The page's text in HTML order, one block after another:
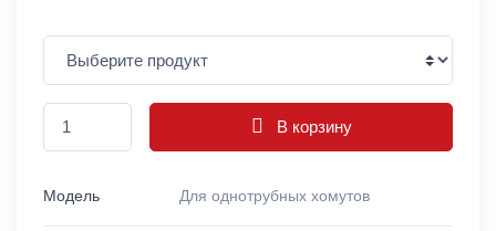
В корзину
Модель Для однотрубных хомутов